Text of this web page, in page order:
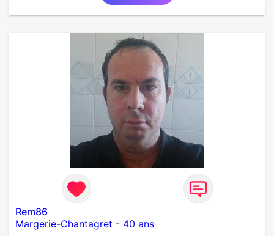
Rem86
Margerie-Chantagret - 40 ans